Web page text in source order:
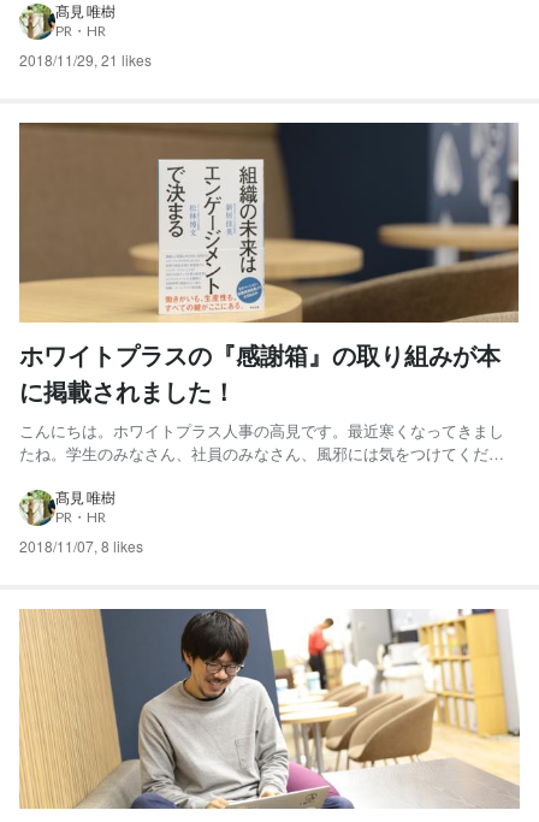
と思ったのか、なぜホワイトプラスを選んだのか、入社してみての会社
の強みや課題、今後やりたいことなどを中心に話していただきま...
髙見 唯樹
PR・HR
2018/11/29, 21 likes
ホワイトプラスの『感謝箱』の取り組みが本
に掲載されました！
こんにちは。ホワイトプラス人事の高見です。最近寒くなってきまし
たね。学生のみなさん、社員のみなさん、風邪には気をつけてくださ
起きたら上半身裸になっていることです。寝てる最中に無意識で暑く
て脱いでいるのかなんなのか、わかりませんが、解決策をどなたか教
えて...
髙見 唯樹
PR・HR
2018/11/07, 8 likes